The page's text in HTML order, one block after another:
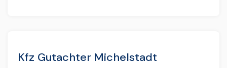
Kfz Gutachter Michelstadt